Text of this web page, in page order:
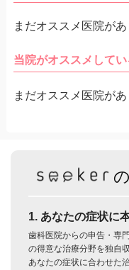
まだオススメ医院があ
当院がオススメして
まだオススメ医院があ
1. あなたの症状に
歯科医院からの申告・専
の得意な治療分野を独自収
あなたの症状に合わせた